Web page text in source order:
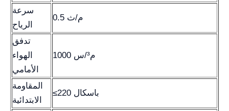
سرعة
الرياح
0.5 م/ث
تدفق
الهواء
الأمامي
1000 م³/س
المقاومة
الابتدائية
≤220 باسكال